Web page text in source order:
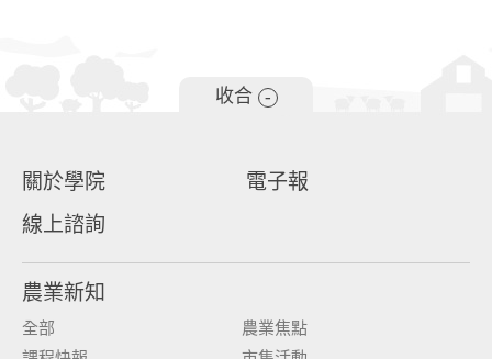
收合 -
關於學院
電子報
線上諮詢
農業新知
全部
農業焦點